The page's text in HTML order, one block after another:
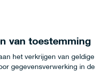
van toestemming
het verkrijgen van geldige
gegevensverwerking in de